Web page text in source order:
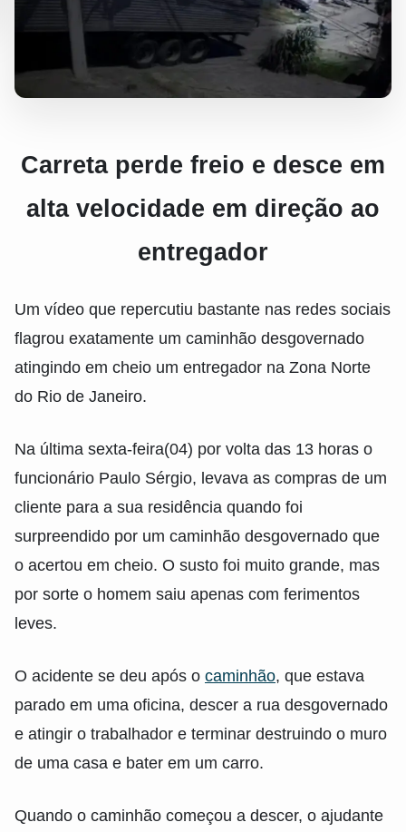
Carreta perde freio e desce em
alta velocidade em direção ao
entregador
Um vídeo que repercutiu bastante nas redes sociais
flagrou exatamente um caminhão desgovernado
atingindo em cheio um entregador na Zona Norte
do Rio de Janeiro.
Na última sexta-feira(04) por volta das 13 horas o
funcionário Paulo Sérgio, levava as compras de um
cliente para a sua residência quando foi
surpreendido por um caminhão desgovernado que
o acertou em cheio. O susto foi muito grande, mas
por sorte o homem saiu apenas com ferimentos
leves.
O acidente se deu após o caminhão, que estava
parado em uma oficina, descer a rua desgovernado
e atingir o trabalhador e terminar destruindo o muro
de uma casa e bater em um carro.
Quando o caminhão começou a descer, o ajudante